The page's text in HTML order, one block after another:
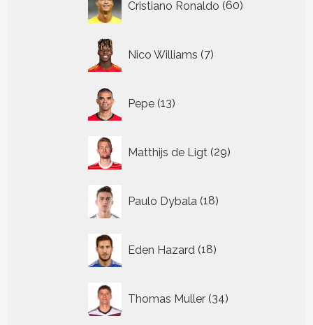
Cristiano Ronaldo 60
producten
Nico Williams 7
producten
Pepe 13
producten
Matthijs de Ligt 29
producten
Paulo Dybala 18
producten
Eden Hazard 18
producten
Thomas Muller 34
producten